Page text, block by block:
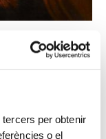
per obtenir
o el